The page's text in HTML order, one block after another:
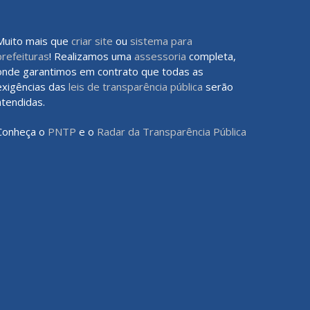
mais que criar site ou sistema para
! Realizamos uma assessoria completa,
garantimos em contrato que todas as
das leis de transparência pública serão
o PNTP e o Radar da Transparência Pública